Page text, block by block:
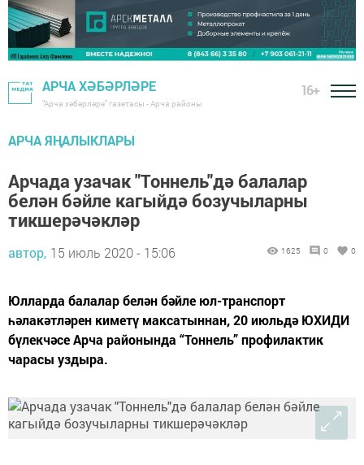
АРЧА ХӘБӘРЛӘРЕ
"Арча хәбәрләре" газетасы - Арча районы
16+
АРЧА ЯҢАЛЫКЛАРЫ
Арчада узачак "Тоннель"дә балалар
белән бәйле кагыйдә бозучыларны
тикшерәчәкләр
автор, 15 июль 2020 - 15:06 1625 0 0
Юлларда балалар белән бәйле юл-транспорт
һәлакәтләрен киметү максатыннан, 20 июльдә ЮХИДИ
бүлекчәсе Арча районында “Тоннель” профилактик
чарасы уздыра.